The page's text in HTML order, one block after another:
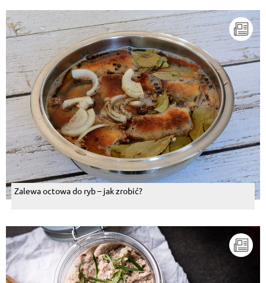
Zalewa octowa do ryb – jak zrobić?